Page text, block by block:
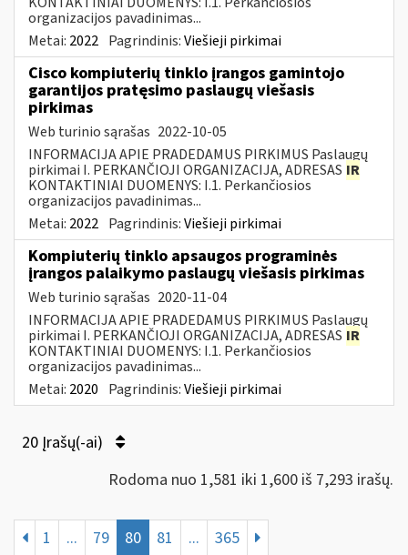
organizacijos pavadinimas...
Metai: 2022 Pagrindinis:Viešieji pirkimai
Cisco kompiuterių tinklo įrangos gamintojo
garantijos pratęsimo paslaugų viešasis
pirkimas
Web turinio sąrašas 2022-10-05
INFORMACIJA APIE PRADEDAMUS PIRKIMUS Paslaugų
pirkimai I. PERKANČIOJI ORGANIZACIJA, ADRESAS IR
KONTAKTINIAI DUOMENYS: I.1. Perkančiosios
organizacijos pavadinimas...
Metai: 2022 Pagrindinis:Viešieji pirkimai
Kompiuterių tinklo apsaugos programinės
įrangos palaikymo paslaugų viešasis pirkimas
Web turinio sąrašas 2020-11-04
INFORMACIJA APIE PRADEDAMUS PIRKIMUS Paslaugų
pirkimai I. PERKANČIOJI ORGANIZACIJA, ADRESAS IR
KONTAKTINIAI DUOMENYS: I.1. Perkančiosios
organizacijos pavadinimas...
Metai: 2020 Pagrindinis:Viešieji pirkimai
20 Įrašų(-ai)
Rodoma nuo 1,581 iki 1,600 iš 7,293 irašų.
1 ... 79 80 81 ... 365